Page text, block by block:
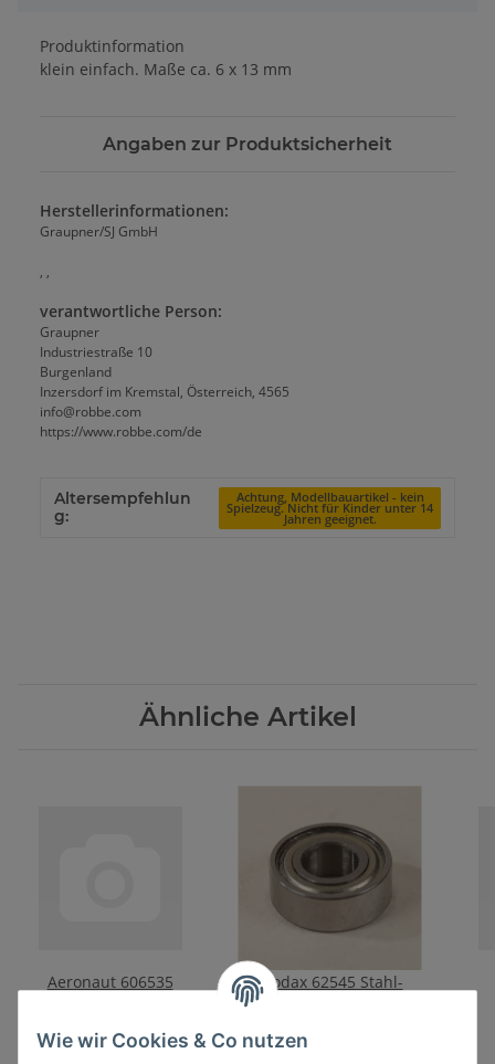
Produktinformation
klein einfach. Maße ca. 6 x 13 mm
Angaben zur Produktsicherheit
Herstellerinformationen:
Graupner/SJ GmbH
, ,
verantwortliche Person:
Graupner
Industriestraße 10
Burgenland
Inzersdorf im Kremstal, Österreich, 4565
info@robbe.com
https://www.robbe.com/de
Altersempfehlun
g:
Achtung, Modellbauartikel - kein
Spielzeug. Nicht für Kinder unter 14
Jahren geeignet.
Ähnliche Artikel
Aeronaut 606535
6,60 €
Modax 62545 Stahl-
Kugellager 5,0 x 11 x 4,0
Wie wir Cookies & Co nutzen